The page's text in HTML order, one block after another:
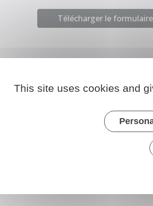
Télécharger le formulaire
This site uses cookies and